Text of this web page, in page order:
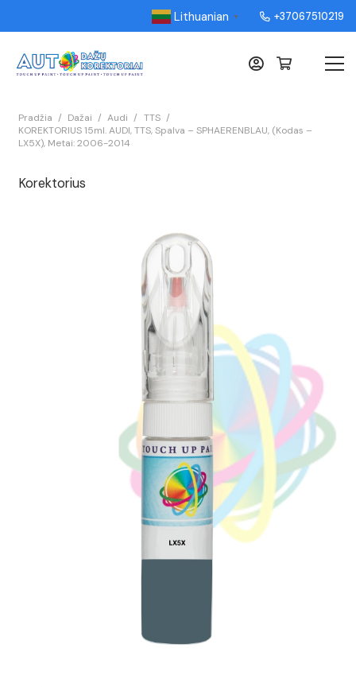
Lithuanian ▼ +37067510219
Pradžia / Dažai / Audi / TTS /
KOREKTORIUS 15ml. AUDI, TTS, Spalva – SPHAERENBLAU, (Kodas –
LX5X), Metai: 2006-2014
Korektorius